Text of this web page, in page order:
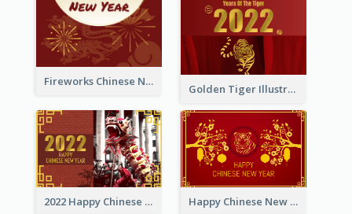
Fireworks Chinese New Year Greeting Card
Golden Tiger Illustration Chinese New Year Greeting Card
2022 Happy Chinese New Year Greeting Card With Photo Happy Chinese New Year Greeting Card With Chinese Tree Illustration